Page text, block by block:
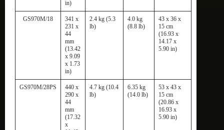
in)
GS970M/18
341 x
231 x
44
mm
(13.42
x 9.09
x 1.73
in)
2.4 kg (5.3
lb)
4.0 kg
(8.8 lb)
43 x 36 x
15 cm
(16.93 x
14.17 x
5.90 in)
GS970M/28PS
440 x
290 x
44
mm
(17.32
x
4.7 kg (10.4
lb)
6.35 kg
(14.0 lb)
53 x 43 x
15 cm
(20.86 x
16.93 x
5.90 in)